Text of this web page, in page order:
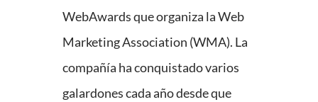
WebAwards que organiza la Web
Marketing Association (WMA). La
compañía ha conquistado varios
galardones cada año desde que